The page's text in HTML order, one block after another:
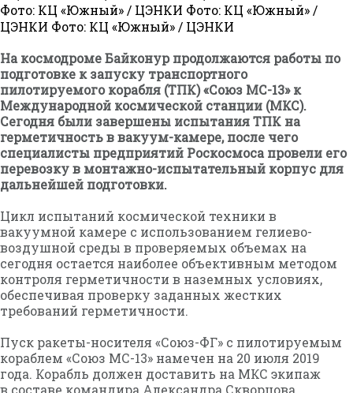
Фото: КЦ «Южный» / ЦЭНКИ Фото: КЦ «Южный» /
ЦЭНКИ Фото: КЦ «Южный» / ЦЭНКИ
На космодроме Байконур продолжаются работы по
подготовке к запуску транспортного
пилотируемого корабля (ТПК) «Союз МС-13» к
Международной космической станции (МКС).
Сегодня были завершены испытания ТПК на
герметичность в вакуум-камере, после чего
специалисты предприятий Роскосмоса провели его
перевозку в монтажно-испытательный корпус для
дальнейшей подготовки.
Цикл испытаний космической техники в
вакуумной камере с использованием гелиево-
воздушной среды в проверяемых объемах на
сегодня остается наиболее объективным методом
контроля герметичности в наземных условиях,
обеспечивая проверку заданных жестких
требований герметичности.
Пуск ракеты-носителя «Союз-ФГ» с пилотируемым
кораблем «Союз МС-13» намечен на 20 июля 2019
года. Корабль должен доставить на МКС экипаж
в составе командира Александра Скворцова